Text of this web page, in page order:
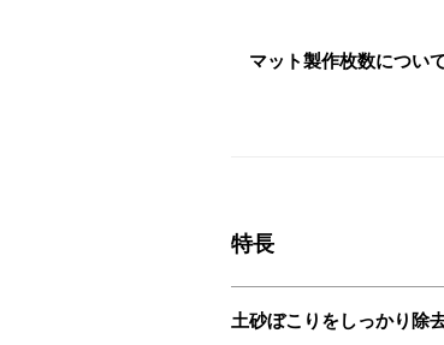
マット製作枚数につい
特長
土砂ぼこりをしっかり除